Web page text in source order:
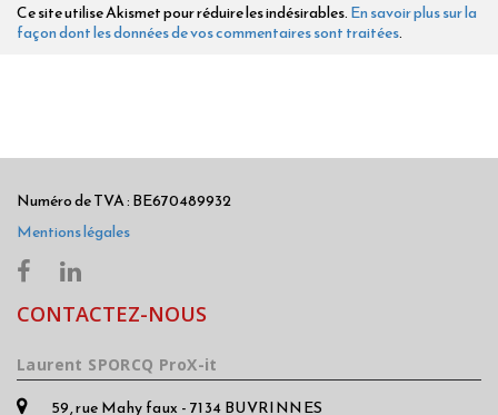
Ce site utilise Akismet pour réduire les indésirables.En savoir plus sur la
façon dont les données de vos commentaires sont traitées.
Numéro de TVA : BE670489932
Mentions légales
CONTACTEZ-NOUS
Laurent SPORCQ ProX-it
59, rue Mahy faux - 7134 BUVRINNES